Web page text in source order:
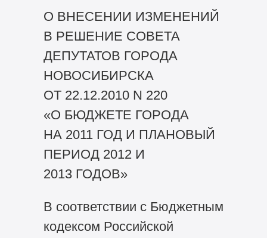
О ВНЕСЕНИИ ИЗМЕНЕНИЙ
В РЕШЕНИЕ СОВЕТА
ДЕПУТАТОВ ГОРОДА
НОВОСИБИРСКА
ОТ 22.12.2010 N 220
«О БЮДЖЕТЕ ГОРОДА
НА 2011 ГОД И ПЛАНОВЫЙ
ПЕРИОД 2012 И
2013 ГОДОВ»
В соответствии с Бюджетным
кодексом Российской